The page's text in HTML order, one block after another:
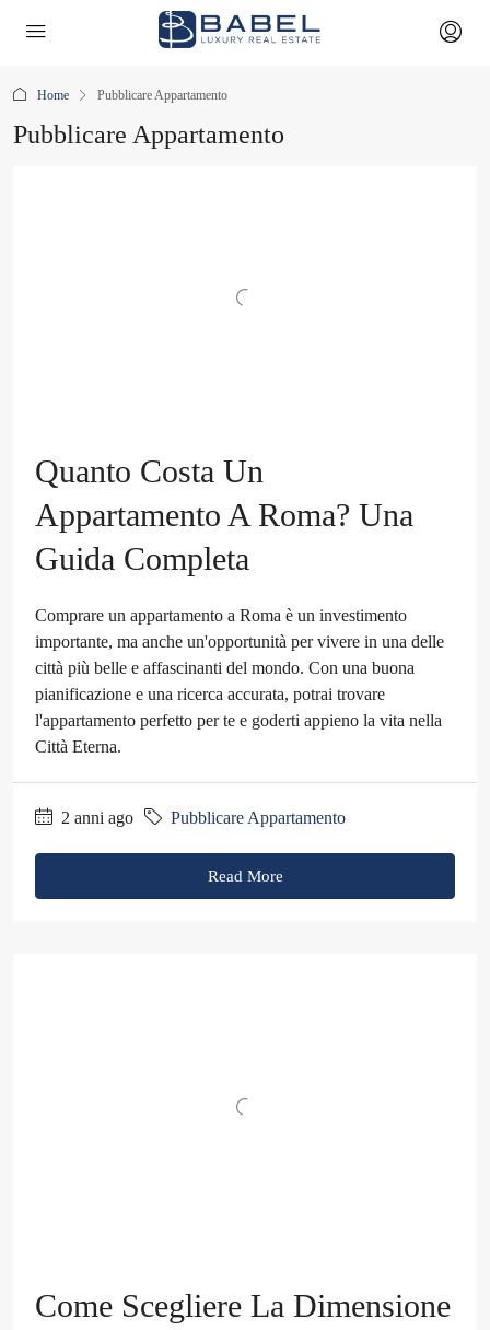
Home Pubblicare Appartamento
Pubblicare Appartamento
Quanto Costa Un
Appartamento A Roma? Una
Guida Completa
Comprare un appartamento a Roma è un investimento
importante, ma anche un'opportunità per vivere in una delle
città più belle e affascinanti del mondo. Con una buona
pianificazione e una ricerca accurata, potrai trovare
l'appartamento perfetto per te e goderti appieno la vita nella
Città Eterna.
2 anni ago Pubblicare Appartamento
Read More
Come Scegliere La Dimensione